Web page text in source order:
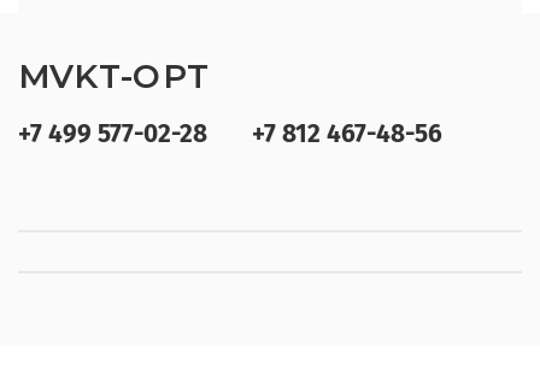
+7 499 577-02-28 +7 812 467-48-56
MVKT-OPT